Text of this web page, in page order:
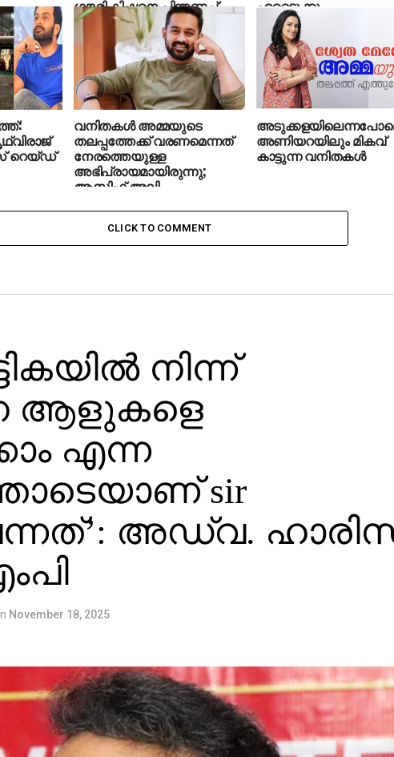
ഗൗരി കിഷനെ പിന്തണച്ച്
‘അമ്മ’
ഏറ്റെടുക്കും
റെയ്ഡ്
വനിതകള്‍ അമ്മയുടെ
തലപ്പത്തേക്ക് വരണമെന്നത്
നേരത്തെയുള്ള
അഭിപ്രായമായിരുന്നു;
ആസിഫ് അലി
അണിയറയിലും മികവ്
കാട്ടുന്ന വനിതകള്‍
CLICK TO COMMENT
നിന്ന്
ആളുകളെ
എന്ന
sir
അഡ്വ.
November 18, 2025